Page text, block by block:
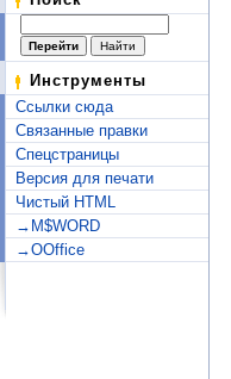
Инструменты
Ссылки сюда
Связанные правки
Спецстраницы
Версия для печати
Чистый HTML
→M$WORD
→OOffice